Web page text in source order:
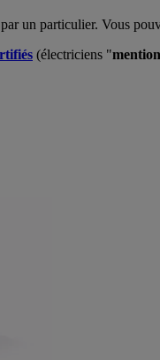
un particulier. Vous
(électriciens "